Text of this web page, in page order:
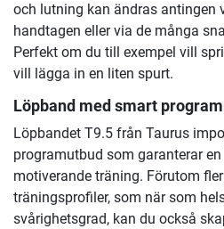
och lutning kan ändras antingen
handtagen eller via de många
Perfekt om du till exempel vill
vill lägga in en liten spurt.
Löpband med smart
Löpbandet T9.5 från Taurus
programutbud som garanterar
motiverande träning. Förutom
träningsprofiler, som när som
svårighetsgrad, kan du också